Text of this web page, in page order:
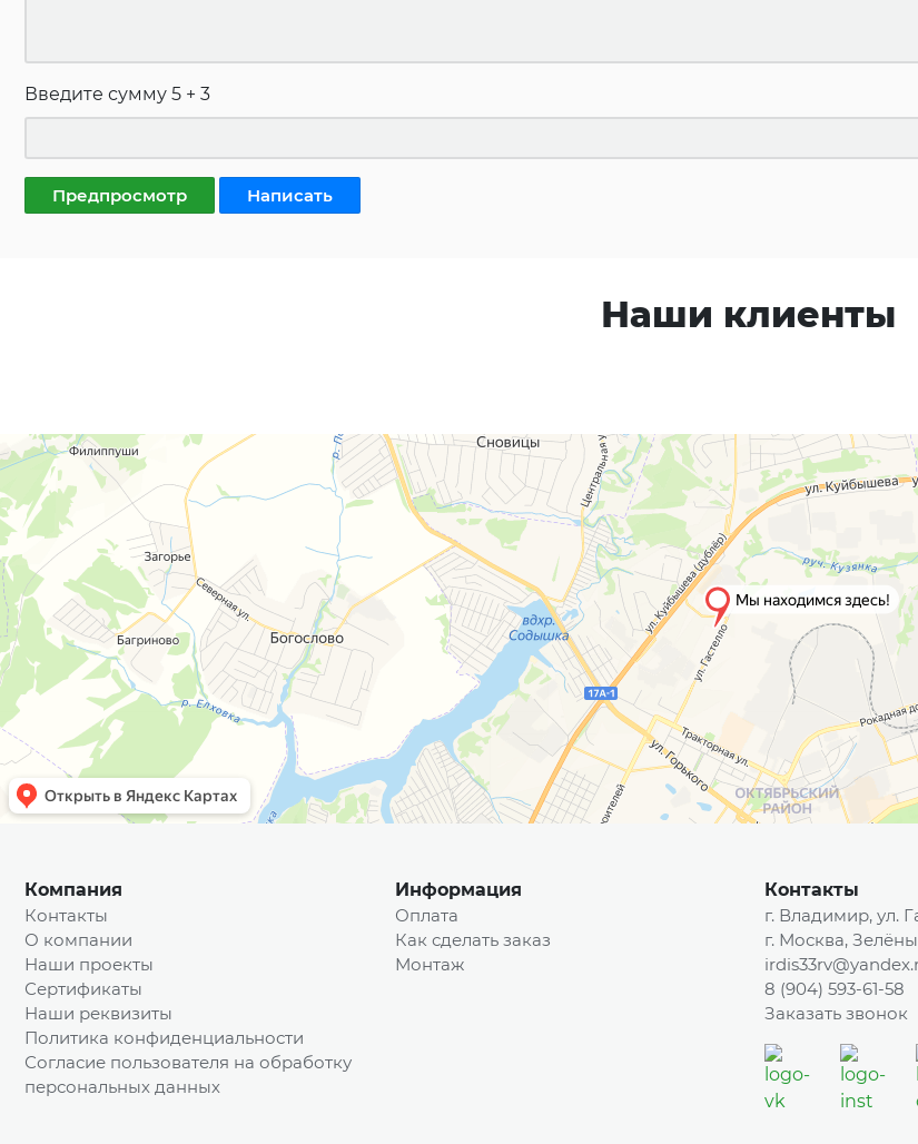
Введите сумму 5 + 3
Наши клиенты
Компания
Контакты
О компании
Наши проекты
Сертификаты
Наши реквизиты
Политика конфиденциальности
Согласие пользователя на обработку
персональных данных
Информация
Оплата
Как сделать заказ
Монтаж
Контакты
г. Владимир, ул.
г. Москва,
8 (904) 593-61-58
Заказать звонок